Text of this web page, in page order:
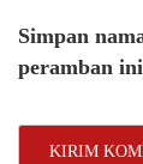
Simpan
peramban